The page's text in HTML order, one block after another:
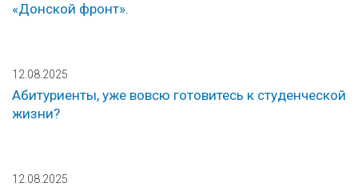
«Донской фронт».
12.08.2025
Абитуриенты, уже вовсю готовитесь к студенческой
жизни?
12.08.2025